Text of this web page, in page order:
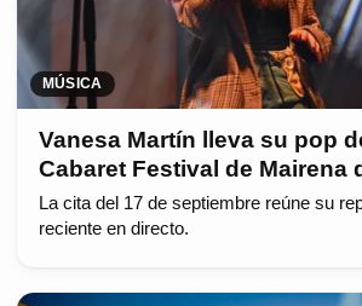
MÚSICA
Vanesa Martín lleva su pop
Cabaret Festival de Mairena
La cita del 17 de septiembre reúne su
reciente en directo.